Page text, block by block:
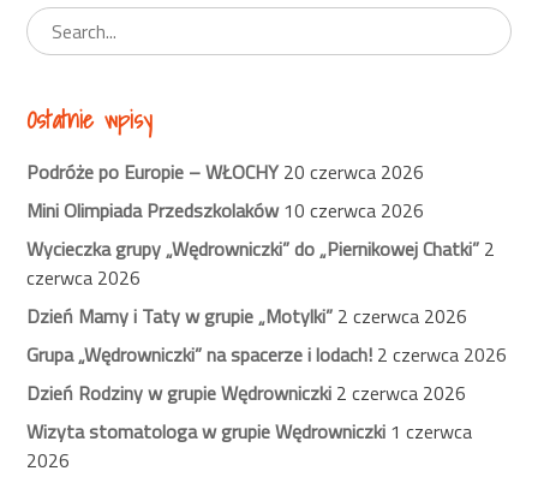
Ostatnie wpisy
Podróże po Europie – WŁOCHY20 czerwca 2026
Mini Olimpiada Przedszkolaków10 czerwca 2026
Wycieczka grupy „Wędrowniczki” do „Piernikowej Chatki” 2
czerwca 2026
Dzień Mamy i Taty w grupie „Motylki” 2 czerwca 2026
Grupa „Wędrowniczki” na spacerze i lodach! 2 czerwca 2026
Dzień Rodziny w grupie Wędrowniczki 2 czerwca 2026
Wizyta stomatologa w grupie Wędrowniczki 1 czerwca
2026